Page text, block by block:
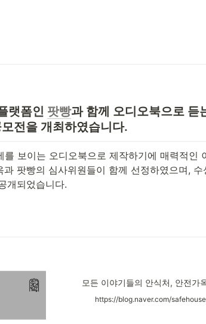
랫폼인 팟빵과 함께 오디오북으로 듣
전을 개최하였습니다.
보이는 오디오북으로 제작하기에 매력적인
팟빵의 심사위원들이 함께 선정하였으며, 수
개되었습니다.